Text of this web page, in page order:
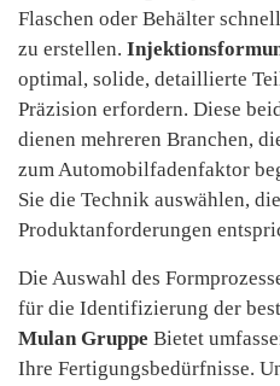
Flaschen oder Behälter
zu erstellen.
optimal, solide, detaillierte
Präzision erfordern. Diese
dienen mehreren Branchen,
zum Automobilfadenfaktor
Sie die Technik auswählen,
Produktanforderungen
Die Auswahl des
für die Identifizierung der
Mulan Gruppe Bietet
Ihre Fertigungsbedürfnisse.